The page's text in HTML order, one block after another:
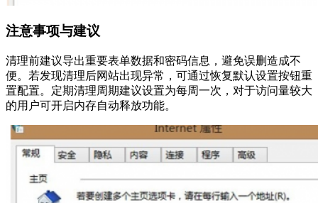
注意事项与建议
清理前建议导出重要表单数据和密码信息，避免误删造成不
便。若发现清理后网站出现异常，可通过恢复默认设置按钮重
置配置。定期清理周期建议设置为每周一次，对于访问量较大
的用户可开启内存自动释放功能。